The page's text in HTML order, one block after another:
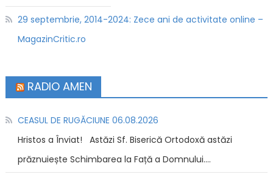
29 septembrie, 2014-2024: Zece ani de activitate online –
MagazinCritic.ro
RADIO AMEN
CEASUL DE RUGĂCIUNE 06.08.2026
Hristos a Înviat! Astăzi Sf. Biserică Ortodoxă astăzi
prăznuiește Schimbarea la Față a Domnului....